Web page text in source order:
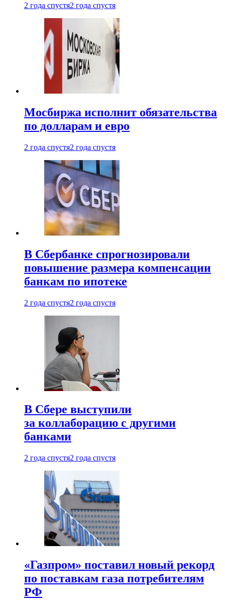
2 года спустя2 года спустя
Мосбиржа исполнит обязательства
по долларам и евро
2 года спустя2 года спустя
В Сбербанке спрогнозировали
повышение размера компенсации
банкам по ипотеке
2 года спустя2 года спустя
В Сбере выступили
за коллаборацию с другими
банками
2 года спустя2 года спустя
«Газпром» поставил новый рекорд
по поставкам газа потребителям
РФ